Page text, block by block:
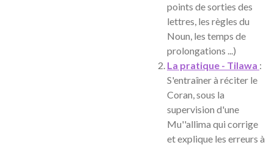
points de sorties des
lettres, les règles du
Noun, les temps de
prolongations ...)
La pratique - Tilawa :
S'entraîner à réciter le
Coran, sous la
supervision d'une
Mu''allima qui corrige
et explique les erreurs à